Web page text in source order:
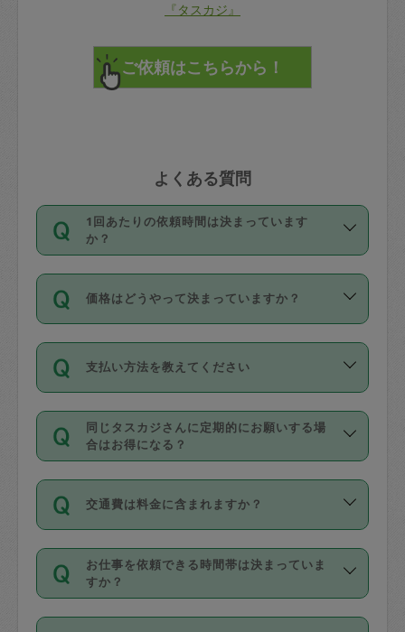
『タスカジ』
よくある質問
1回あたりの依頼時間は決まっています
か？
依頼1回につき3時間固定です。3時間を
超えて依頼したい場合は、延長機能をご
利用ください。機能をご利用いただくに
の上事前申請することが必要です。な
お、3時間を下回っても、値引き等はござ
いません。
価格はどうやって決まっていますか？
11種類の価格帯の中からタスカジさん自
身が価格を選んで設定しています。
タスカジさんの価格設定には最初は制限
があり、レビュー件数、レビューの平均
値、などで除々に設定可能な最高額が上
がっていく仕組みになっています。
支払い方法を教えてください
お支払方法はクレジットカード（Visa／
Master／JCB／AMERICAN EXPRESS／
Diners Club）のみとなります。
を行う際にご入力ください。プロフィー
ル登録時にはご入力いただかなくても大
丈夫です。
デビットカード・プリペイドカード（Vプ
リカ、au WALLETなど）は支払にはご利
同じタスカジさんに定期的にお願いする場
合はお得になる？
依頼には「スポット」と「定期（毎週｜
隔週）」があり、「定期」の依頼は「ス
ポット」よりお得な料金でご利用できま
す。
定期の最低利用回数は設けていない代わ
りに、一定数を超えたキャンセルは有償
交通費は料金に含まれますか？
交通費は依頼料金とは別途発生し、依頼
料金のご請求と合わせてお支払いとなり
ます。交通費の金額は「依頼の詳細」に
お仕事を依頼できる時間帯は決まっていま
すか？
時間帯は3種類あります。いずれも１回あ